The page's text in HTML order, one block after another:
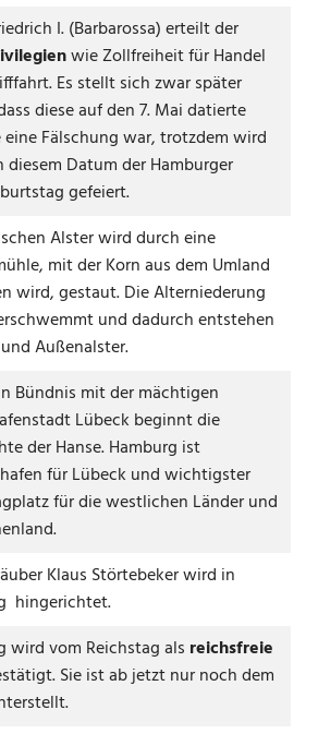
I. (Barbarossa) erteilt der
wie Zollfreiheit für Handel
Es stellt sich zwar später
diese auf den 7. Mai datierte
eine Fälschung war, trotzdem wird
diesem Datum der Hamburger
gefeiert.
Alster wird durch eine
mit der Korn aus dem Umland
wird, gestaut. Die Alterniederung
und dadurch entstehen
Außenalster.
Bündnis mit der mächtigen
Lübeck beginnt die
der Hanse. Hamburg ist
für Lübeck und wichtigster
für die westlichen Länder und
Klaus Störtebeker wird in
hingerichtet.
wird vom Reichstag als reichsfreie
Sie ist ab jetzt nur noch dem